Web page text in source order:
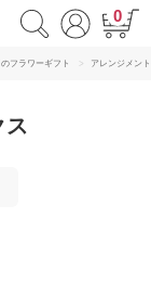
0
フラワーギフト アレンジメン
ス